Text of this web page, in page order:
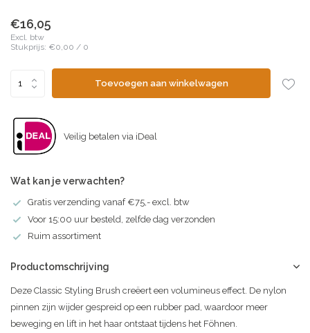
€16,05
Excl. btw
Stukprijs: €0,00 / 0
Toevoegen aan winkelwagen
Veilig betalen via iDeal
Wat kan je verwachten?
Gratis verzending vanaf €75,- excl. btw
Voor 15:00 uur besteld, zelfde dag verzonden
Ruim assortiment
Productomschrijving
Deze Classic Styling Brush creëert een volumineus effect. De nylon
pinnen zijn wijder gespreid op een rubber pad, waardoor meer
beweging en lift in het haar ontstaat tijdens het Föhnen.